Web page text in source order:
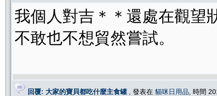
我個人對吉＊＊還處在觀望
不敢也不想貿然嘗試。
回覆: 大家的寶貝都吃什麼主食罐 , 發表在 貓咪日用品 , 時間